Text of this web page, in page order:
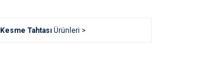
Kesme Tahtası Ürünleri >